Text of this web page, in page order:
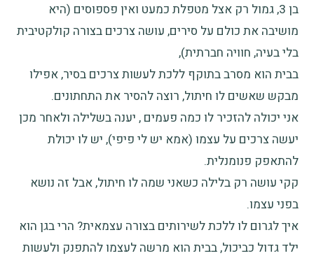
בן 3, גמול רק אצל מטפלת כמעט ואין פספוסים (היא
מושיבה את כולם על סירים, עושה צרכים בצורה קולקטיבית
בלי בעיה, חוויה חברתית),
בבית הוא מסרב בתוקף ללכת לעשות צרכים בסיר, אפילו
מבקש שאשים לו חיתול, רוצה להסיר את התחתונים.
אני יכולה להזכיר לו כמה פעמים , יענה בשלילה ולאחר מכן
יעשה צרכים על עצמו (אמא יש לי פיפי), יש לו יכולת
להתאפק פנומנלית.
קקי עושה רק בלילה כשאני שמה לו חיתול, אבל זה נושא
בפני עצמו.
איך לגרום לו ללכת לשירותים בצורה עצמאית? הרי בגן הוא
ילד גדול כביכול, בבית הוא מרשה לעצמו להתפנק ולעשות